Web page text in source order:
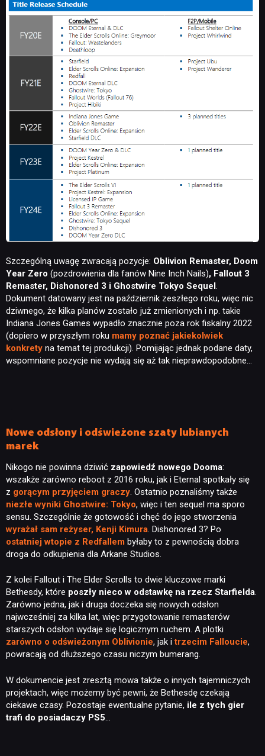
Szczególną uwagę zwracają pozycje: Oblivion Remaster, Doom
Year Zero (pozdrowienia dla fanów Nine Inch Nails), Fallout 3
Remaster, Dishonored 3 i Ghostwire Tokyo Sequel .
Dokument datowany jest na październik zeszłego roku, więc nic
dziwnego, że kilka planów zostało już zmienionych i np. takie
Indiana Jones Games wypadło znacznie poza rok fiskalny 2022
(dopiero w przyszłym roku mamy poznać jakiekolwiek
konkrety na temat tej produkcji). Pomijając jednak podane daty,
wspomniane pozycje nie wydają się aż tak nieprawdopodobne…
Nowe odsłony i odświeżone szaty lubianych
marek
Nikogo nie powinna dziwić zapowiedź nowego Dooma:
wszakże zarówno reboot z 2016 roku, jak i Eternal spotkały się
z gorącym przyjęciem graczy. Ostatnio poznaliśmy także
niezłe wyniki Ghostwire: Tokyo, więc i ten sequel ma sporo
sensu. Szczególnie że gotowość i chęć do jego stworzenia
wyrażał sam reżyser, Kenji Kimura. Dishonored 3? Po
ostatniej wtopie z Redfallem byłaby to z pewnością dobra
droga do odkupienia dla Arkane Studios.
Z kolei Fallout i The Elder Scrolls to dwie kluczowe marki
Bethesdy, które poszły nieco w odstawkę na rzecz Starfielda.
Zarówno jedna, jak i druga doczeka się nowych odsłon
najwcześniej za kilka lat, więc przygotowanie remasterów
starszych odsłon wydaje się logicznym ruchem. A plotki
zarówno o odświeżonym Oblivionie, jak itrzecim Falloucie,
powracają od dłuższego czasu niczym bumerang.
W dokumencie jest zresztą mowa także o innych tajemniczych
projektach, więc możemy być pewni, że Bethesdę czekają
ciekawe czasy. Pozostaje ewentualne pytanie, ile z tych gier
trafi do posiadaczy PS5…